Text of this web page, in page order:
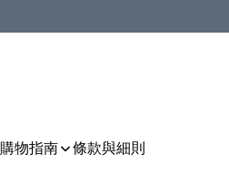
購物指南 條款與細則